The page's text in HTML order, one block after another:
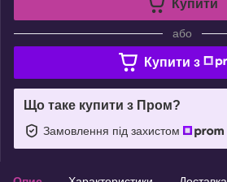
Купити
або
Купити з
Що таке купити з Пром?
Замовлення під захистом